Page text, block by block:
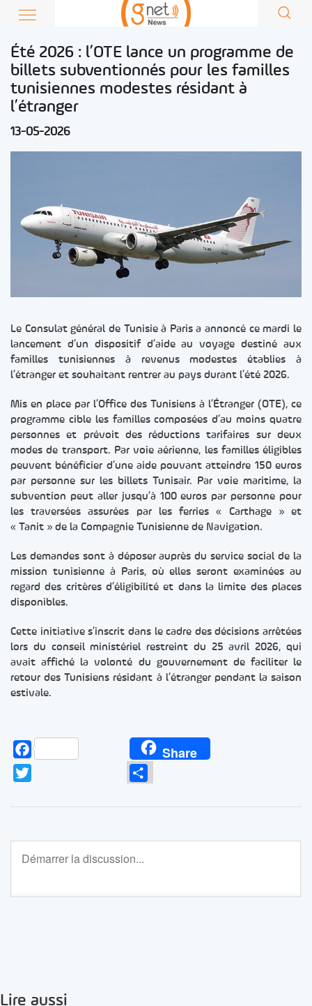
Été 2026 : l’OTE lance un programme de
billets subventionnés pour les familles
tunisiennes modestes résidant à
l’étranger
13-05-2026
Le Consulat général de Tunisie à Paris a annoncé ce mardi le
lancement d’un dispositif d’aide au voyage destiné aux
familles tunisiennes à revenus modestes établies à
l’étranger et souhaitant rentrer au pays durant l’été 2026.
Mis en place par l’Office des Tunisiens à l’Étranger (OTE), ce
programme cible les familles composées d’au moins quatre
personnes et prévoit des réductions tarifaires sur deux
modes de transport. Par voie aérienne, les familles éligibles
peuvent bénéficier d’une aide pouvant atteindre 150 euros
par personne sur les billets Tunisair. Par voie maritime, la
subvention peut aller jusqu’à 100 euros par personne pour
les traversées assurées par les ferries « Carthage » et
« Tanit » de la Compagnie Tunisienne de Navigation.
Les demandes sont à déposer auprès du service social de la
mission tunisienne à Paris, où elles seront examinées au
regard des critères d’éligibilité et dans la limite des places
disponibles.
Cette initiative s’inscrit dans le cadre des décisions arrêtées
lors du conseil ministériel restreint du 25 avril 2026, qui
avait affiché la volonté du gouvernement de faciliter le
retour des Tunisiens résidant à l’étranger pendant la saison
estivale.
Facebook Share
Lire aussi